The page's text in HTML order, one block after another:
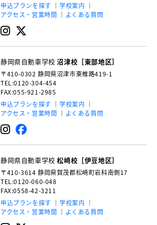
申込プランを探す
学校案内
アクセス・営業時間
よくある質問
静岡県自動車学校沼津校［東部地区］
〒410-0302 静岡県沼津市東椎路419-1
TEL:0120-304-454
FAX:055-921-2985
申込プランを探す
学校案内
アクセス・営業時間
よくある質問
静岡県自動車学校松崎校［伊豆地区］
〒410-3614 静岡県賀茂郡松崎町岩科南側17
TEL:0120-060-048
FAX:0558-42-3211
申込プランを探す
学校案内
アクセス・営業時間
よくある質問